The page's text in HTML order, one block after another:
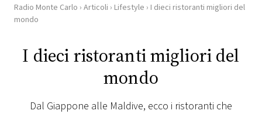
HOME
RADIO
Radio Monte Carlo › Articoli › Lifestyle › I dieci ristoranti migliori del
mondo
I dieci ristoranti migliori del
mondo
Dal Giappone alle Maldive, ecco i ristoranti che